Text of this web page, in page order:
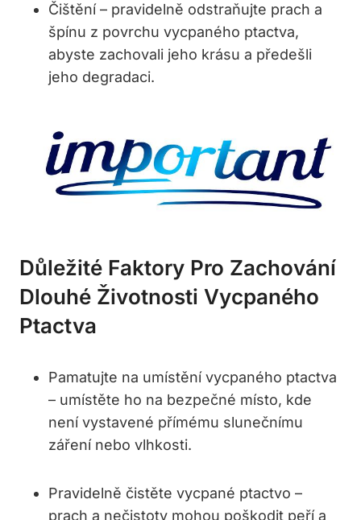
Čištění – pravidelně odstraňujte prach a
špínu z povrchu vycpaného ptactva,
abyste zachovali jeho krásu a předešli
jeho degradaci.
Důležité Faktory Pro Zachování
Dlouhé Životnosti Vycpaného
Ptactva
Pamatujte na umístění vycpaného ptactva
– umístěte ho na bezpečné místo, kde
není vystavené přímému slunečnímu
záření nebo vlhkosti.
Pravidelně čistěte vycpané ptactvo –
prach a nečistoty mohou poškodit peří a